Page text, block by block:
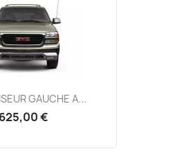
GAUCHE A...
625,00 €